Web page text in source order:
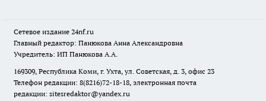
Сетевое издание 24nf.ru
Главный редактор: Панюкова Анна Александровна
Учредитель: ИП Панюкова А.А.
169309, Республика Коми, г. Ухта, ул. Советская, д. 3, офис 23
Телефон редакции: 8(8216)72-18-18, электронная почта
редакции: sitesredaktor@yandex.ru